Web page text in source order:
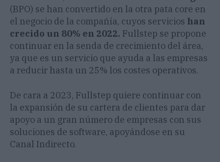
(BPO) se han convertido en la otra pata core en
el negocio de la compañía, cuyos servicios han
crecido un 80% en 2022. Fullstep se propone
continuar en la senda de crecimiento del área,
ya que es un servicio que ayuda a las empresas
a reducir hasta un 25% los costes operativos.
De cara a 2023, Fullstep quiere continuar con
la expansión de su cartera de clientes para dar
apoyo a un gran número de empresas con sus
soluciones de software, apoyándose en su
Canal Indirecto.